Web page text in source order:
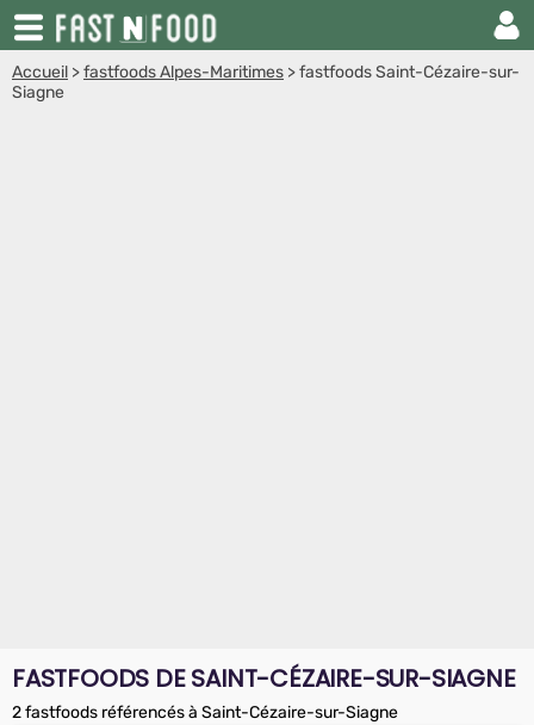
Accueil >fastfoods Alpes-Maritimes >fastfoods Saint-Cézaire-sur-
Siagne
FASTFOODS DE SAINT-CÉZAIRE-SUR-SIAGNE
2 fastfoods référencés à Saint-Cézaire-sur-Siagne